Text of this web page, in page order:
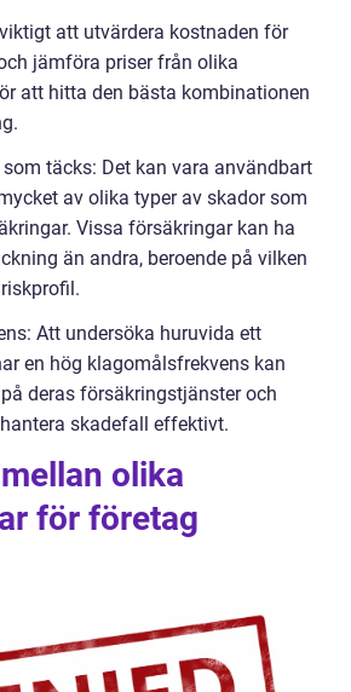
att utvärdera kostnaden för
jämföra priser från olika
att hitta den bästa kombinationen
täcks: Det kan vara användbart
av olika typer av skador som
Vissa försäkringar kan ha
än andra, beroende på vilken
Att undersöka huruvida ett
en hög klagomålsfrekvens kan
deras försäkringstjänster och
skadefall effektivt.
olika
för företag